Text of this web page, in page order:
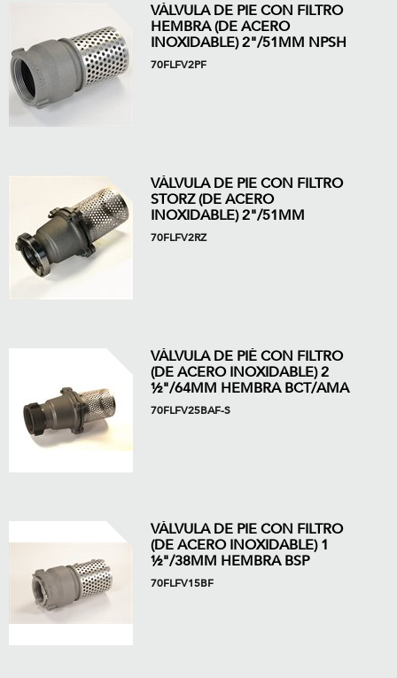
VÁLVULA DE PIE CON FILTRO
HEMBRA (DE ACERO
INOXIDABLE) 2"/51MM NPSH
70FLFV2PF
VÁLVULA DE PIE CON FILTRO
STORZ (DE ACERO
INOXIDABLE) 2"/51MM
70FLFV2RZ
VÁLVULA DE PIÉ CON FILTRO
(DE ACERO INOXIDABLE) 2
½"/64MM HEMBRA BCT/AMA
70FLFV25BAF-S
VÁLVULA DE PIE CON FILTRO
(DE ACERO INOXIDABLE) 1
½"/38MM HEMBRA BSP
70FLFV15BF